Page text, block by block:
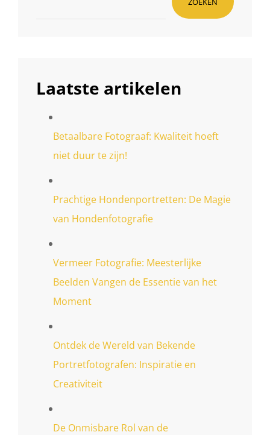
Laatste artikelen
Betaalbare Fotograaf: Kwaliteit hoeft
niet duur te zijn!
Prachtige Hondenportretten: De Magie
van Hondenfotografie
Vermeer Fotografie: Meesterlijke
Beelden Vangen de Essentie van het
Moment
Ontdek de Wereld van Bekende
Portretfotografen: Inspiratie en
Creativiteit
De Onmisbare Rol van de